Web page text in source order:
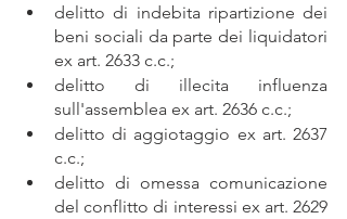
delitto di indebita ripartizione dei
beni sociali da parte dei liquidatori
ex art. 2633 c.c.;
delitto di illecita influenza
sull'assemblea ex art. 2636 c.c.;
delitto di aggiotaggio ex art. 2637
c.c.;
delitto di omessa comunicazione
del conflitto di interessi ex art. 2629